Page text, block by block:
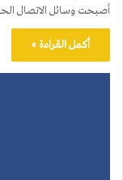
أصبحت وسائل الاتصال
أكمل القراءة »